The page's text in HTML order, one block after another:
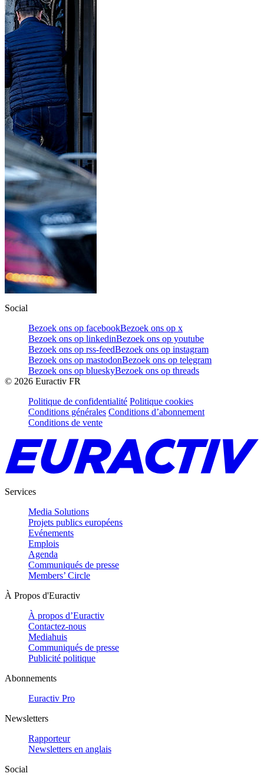
Social
Bezoek ons op facebookBezoek ons op x
Bezoek ons op linkedinBezoek ons op youtube
Bezoek ons op rss-feedBezoek ons op instagram
Bezoek ons op mastodonBezoek ons op telegram
Bezoek ons op blueskyBezoek ons op threads
© 2026 Euractiv FR
Politique de confidentialité Politique cookies
Conditions générales Conditions d’abonnement
Conditions de vente
Services
Media Solutions
Projets publics européens
Evénements
Emplois
Agenda
Communiqués de presse
Members’ Circle
À Propos d'Euractiv
À propos d’Euractiv
Contactez-nous
Mediahuis
Communiqués de presse
Publicité politique
Abonnements
Euractiv Pro
Newsletters
Rapporteur
Newsletters en anglais
Social